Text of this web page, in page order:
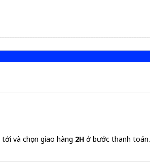
tới và chọn giao hàng 2H ở bước thanh toán.